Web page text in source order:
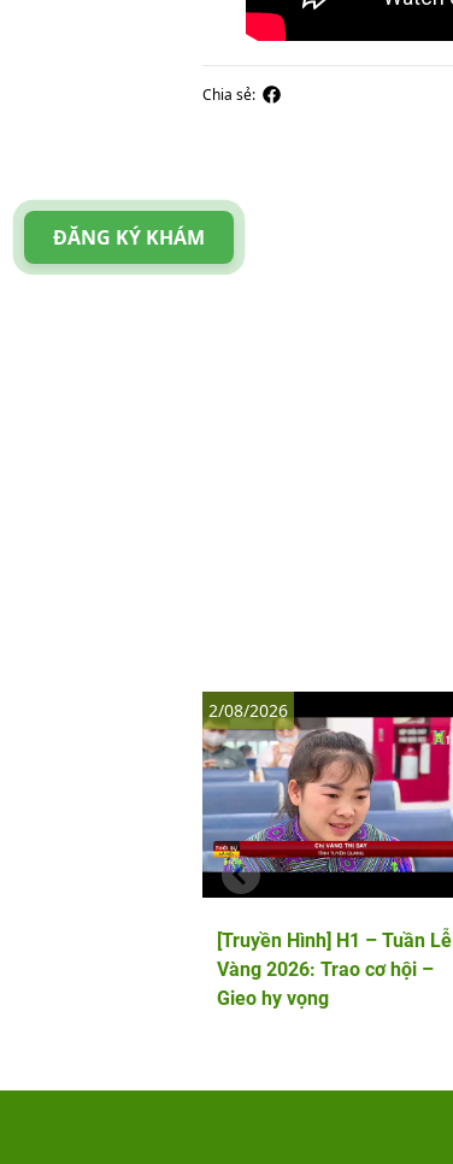
Chia sẻ:
[Truyền Hình] H1 – Tuần Lễ
Vàng 2026: Trao cơ hội –
Gieo hy vọng
2/08/2026
ĐĂNG KÝ KHÁM